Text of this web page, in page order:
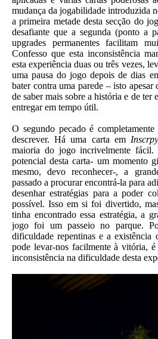
mudança da jogabilidade introduzida
a primeira metade desta secção do
desafiante que a segunda (ponto a
upgrades permanentes facilitam
Confesso que esta inconsistência
esta experiência duas ou três vezes,
uma pausa do jogo depois de dias
bater contra uma parede – isto apesar
de saber mais sobre a história e de ter
entregar em tempo útil.
O segundo pecado é
descrever. Há uma carta em
maioria do jogo incrivelmente fácil.
potencial desta carta- um momento
mesmo, devo reconhecer-, a
passado a procurar encontrá-la para
desenhar estratégias para a poder
possível. Isso em si foi divertido,
tinha encontrado essa estratégia, a
jogo foi um passeio no parque.
dificuldade repentinas e a existência
pode levar-nos facilmente à vitória, é
inconsistência na dificuldade desta